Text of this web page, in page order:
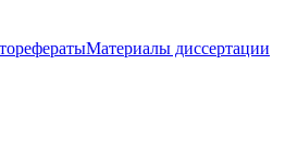
Материалы диссертации